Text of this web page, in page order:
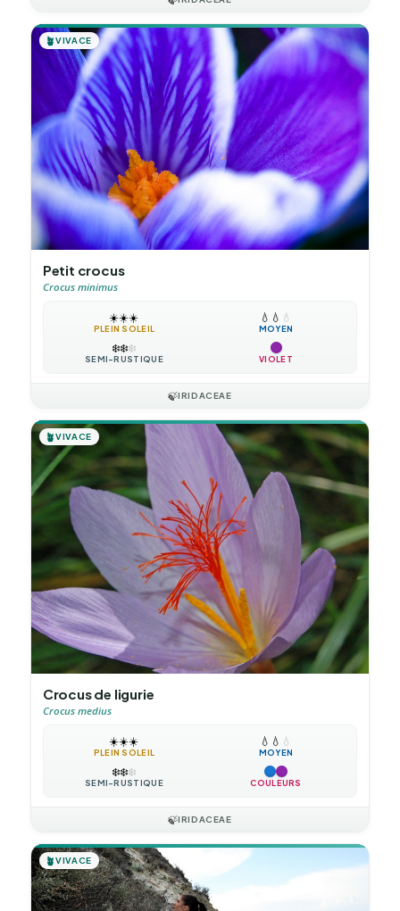
🪴VIVACE
Petit crocus
Crocus minimus
☀️☀️☀️
PLEIN SOLEIL
💧 💧 💧
MOYEN
❄️❄️❄️
SEMI-RUSTIQUE VIOLET
🍃IRIDACEAE
🪴VIVACE
Crocus de ligurie
Crocus medius
☀️☀️☀️
PLEIN SOLEIL
💧 💧 💧
MOYEN
❄️❄️❄️
SEMI-RUSTIQUE COULEURS
🍃IRIDACEAE
🪴VIVACE